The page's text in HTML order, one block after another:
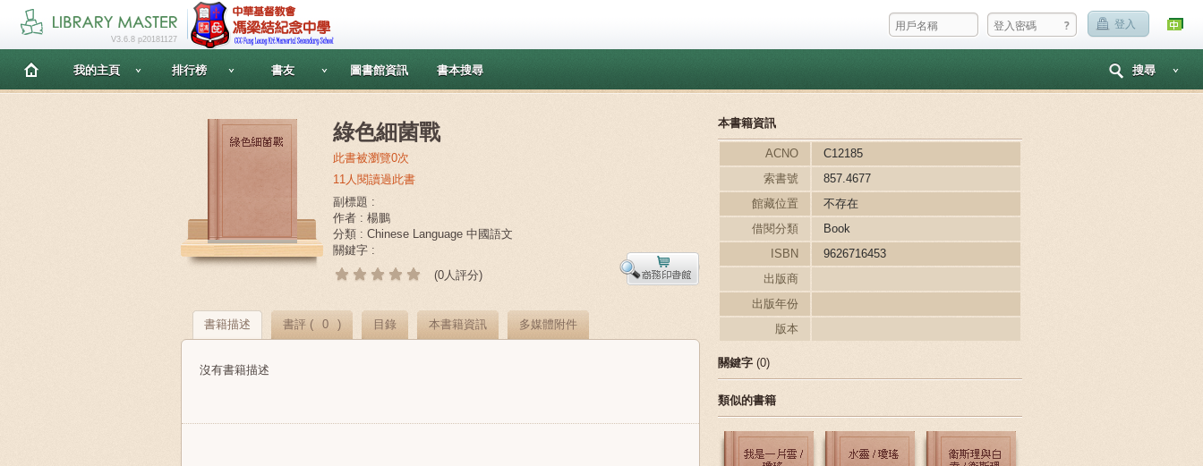
? 登入
V3.6.8 p20181127
我的主頁 排行榜 書友 圖書館資訊 書本搜尋 搜尋
綠色細菌戰
此書被瀏覽0次
11人閱讀過此書
副標題 :
作者 : 楊鵬
分類 : Chinese Language 中國語文
關鍵字 :
(0人評分)
書籍描述 書評 ( 0 ) 目錄 本書籍資訊 多媒體附件
沒有書籍描述
本書籍資訊
ACNO
C12185
索書號
857.4677
館藏位置
不存在
借閱分類
Book
ISBN
9626716453
出版商
出版年份
版本
關鍵字 (0)
類似的書籍